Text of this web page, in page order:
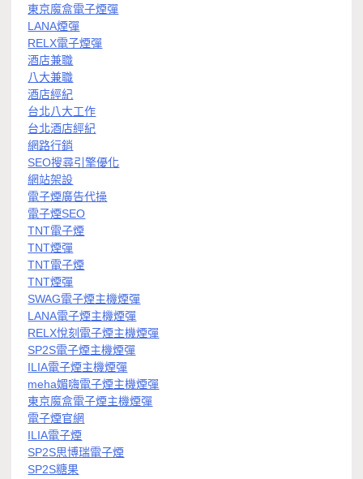
東京魔盒電子煙彈
LANA煙彈
RELX電子煙彈
酒店兼職
八大兼職
酒店經紀
台北八大工作
台北酒店經紀
網路行銷
SEO搜尋引擎優化
網站架設
電子煙廣告代操
電子煙SEO
TNT電子煙
TNT煙彈
TNT電子煙
TNT煙彈
SWAG電子煙主機煙彈
LANA電子煙主機煙彈
RELX悅刻電子煙主機煙彈
SP2S電子煙主機煙彈
ILIA電子煙主機煙彈
meha媚嗨電子煙主機煙彈
東京魔盒電子煙主機煙彈
電子煙官網
ILIA電子煙
SP2S思博瑞電子煙
SP2S糖果